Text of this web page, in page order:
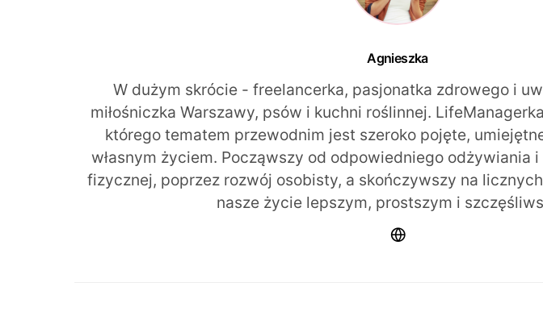
Agnieszka
W dużym skrócie - freelancerka, pasjonatka zdrowego i
miłośniczka Warszawy, psów i kuchni roślinnej.
którego tematem przewodnim jest szeroko pojęte,
własnym życiem. Począwszy od odpowiedniego odżywiania
fizycznej, poprzez rozwój osobisty, a skończywszy na
nasze życie lepszym, prostszym i